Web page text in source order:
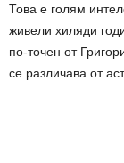
Това е голям
живели хиляди
по-точен от
се различава от